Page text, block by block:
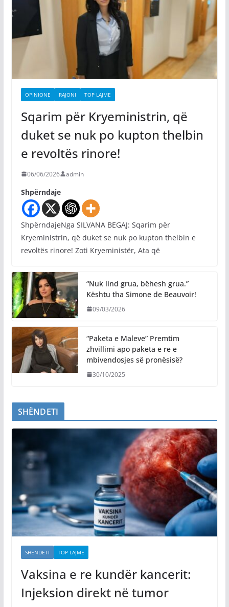
OPINIONE RAJONI TOP LAJME
Sqarim për Kryeministrin, që
duket se nuk po kupton thelbin
e revoltës rinore!
06/06/2026 admin
Shpërndaje
ShpërndajeNga SILVANA BEGAJ: Sqarim për
Kryeministrin, që duket se nuk po kupton thelbin e
revoltës rinore! Zoti Kryeministër, Ata që
“Nuk lind grua, bëhesh grua.”
Kështu tha Simone de Beauvoir!
09/03/2026
“Paketa e Maleve” Premtim
zhvillimi apo paketa e re e
mbivendosjes së pronësisë?
30/10/2025
SHËNDETI
SHËNDETI TOP LAJME
Vaksina e re kundër kancerit:
Injeksion direkt në tumor